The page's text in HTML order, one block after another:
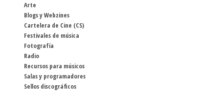
Arte
Blogs y Webzines
Cartelera de Cine (CS)
Festivales de música
Fotografía
Radio
Recursos para músicos
Salas y programadores
Sellos discográficos